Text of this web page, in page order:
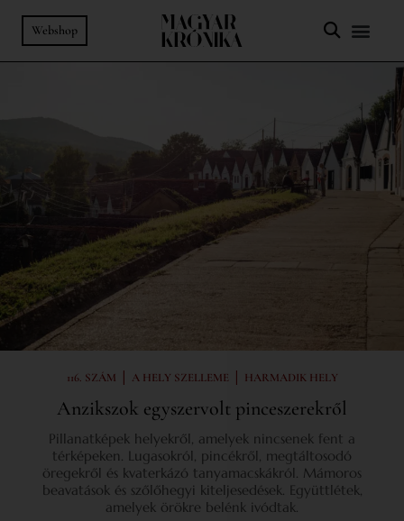
Webshop
116. SZÁM | A HELY SZELLEME | HARMADIK HELY
Anzikszok egyszervolt pinceszerekről
Pillanatképek helyekről, amelyek nincsenek fent a
térképeken. Lugasokról, pincékről, megtáltosodó
öregekről és kvaterkázó tanyamacskákról. Mámoros
beavatások és szőlőhegyi kiteljesedések. Együttlétek,
amelyek örökre belénk ivódtak.